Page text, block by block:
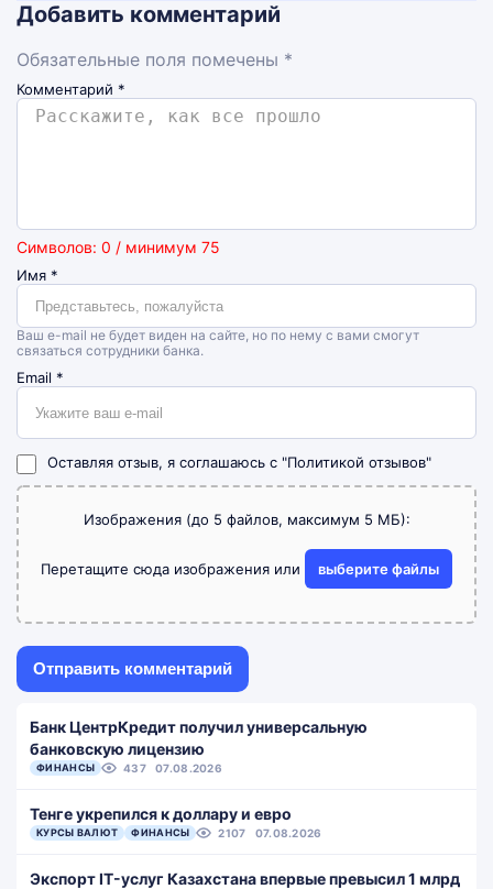
Добавить комментарий
Обязательные поля помечены *
Комментарий *
Символов: 0 / минимум 75
Имя *
Ваш e-mail не будет виден на сайте, но по нему с вами смогут
связаться сотрудники банка.
Email *
Оставляя отзыв, я соглашаюсь с "Политикой отзывов"
Изображения (до 5 файлов, максимум 5 МБ):
Перетащите сюда изображения или выберите файлы
Банк ЦентрКредит получил универсальную
банковскую лицензию
ФИНАНСЫ 437 07.08.2026
Тенге укрепился к доллару и евро
КУРСЫ ВАЛЮТ ФИНАНСЫ 2107 07.08.2026
Экспорт IT-услуг Казахстана впервые превысил 1 млрд